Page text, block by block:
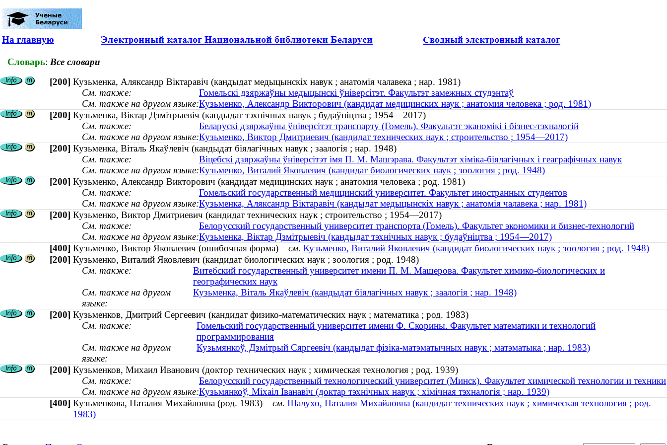
На главную
Словарь: Все словари
[200] Кузьменка, Аляксандр Віктаравіч (кандыдат медыцынскіх навук ; анатомія чалавека ; нар. 1981)
См. также:
Гомельскі дзяржаўны медыцынскі ўніверсітэт. Факультэт замежных студэнтаў
См. также на другом языке:Кузьменко, Александр Викторович (кандидат медицинских наук ; анатомия человека ; род. 1981)
[200] Кузьменка, Віктар Дзмітрыевіч (кандыдат тэхнічных навук ; будаўніцтва ; 1954—2017)
См. также:
Беларускі дзяржаўны ўніверсітэт транспарту (Гомель). Факультэт эканомікі і бізнес-тэхналогій
См. также на другом языке:Кузьменко, Виктор Дмитриевич (кандидат технических наук ; строительство ; 1954—2017)
[200] Кузьменка, Віталь Якаўлевіч (кандыдат біялагічных навук ; заалогія ; нар. 1948)
См. также:
Віцебскі дзяржаўны ўніверсітэт імя П. М. Машэрава. Факультэт хіміка-біялагічных і геаграфічных навук
См. также на другом языке:Кузьменко, Виталий Яковлевич (кандидат биологических наук ; зоология ; род. 1948)
[200] Кузьменко, Александр Викторович (кандидат медицинских наук ; анатомия человека ; род. 1981)
См. также:
Гомельский государственный медицинский университет. Факультет иностранных студентов
См. также на другом языке:Кузьменка, Аляксандр Віктаравіч (кандыдат медыцынскіх навук ; анатомія чалавека ; нар. 1981)
[200] Кузьменко, Виктор Дмитриевич (кандидат технических наук ; строительство ; 1954—2017)
См. также:
Белорусский государственный университет транспорта (Гомель). Факультет экономики и бизнес-технологий
См. также на другом языке:Кузьменка, Віктар Дзмітрыевіч (кандыдат тэхнічных навук ; будаўніцтва ; 1954—2017)
[400] Кузьменко, Виктор Яковлевич (ошибочная форма) см. Кузьменко, Виталий Яковлевич (кандидат биологических наук ; зоология ; род. 1948)
[200] Кузьменко, Виталий Яковлевич (кандидат биологических наук ; зоология ; род. 1948)
См. также:
Витебский государственный университет имени П. М. Машерова. Факультет химико-биологических и
географических наук
См. также на другом
языке:
Кузьменка, Віталь Якаўлевіч (кандыдат біялагічных навук ; заалогія ; нар. 1948)
[200] Кузьменков, Дмитрий Сергеевич (кандидат физико-математических наук ; математика ; род. 1983)
См. также:
Гомельский государственный университет имени Ф. Скорины. Факультет математики и технологий
программирования
См. также на другом
языке:
Кузьмянкоў, Дзмітрый Сяргеевіч (кандыдат фізіка-матэматычных навук ; матэматыка ; нар. 1983)
[200] Кузьменков, Михаил Иванович (доктор технических наук ; химическая технология ; род. 1939)
См. также:
Белорусский государственный технологический университет (Минск). Факультет химической технологии и техники
См. также на другом языке:Кузьмянкоў, Міхаіл Іванавіч (доктар тэхнічных навук ; хімічная тэхналогія ; нар. 1939)
[400] Кузьменкова, Наталия Михайловна (род. 1983) см. Шалухо, Наталия Михайловна (кандидат технических наук ; химическая технология ; род.
1983)